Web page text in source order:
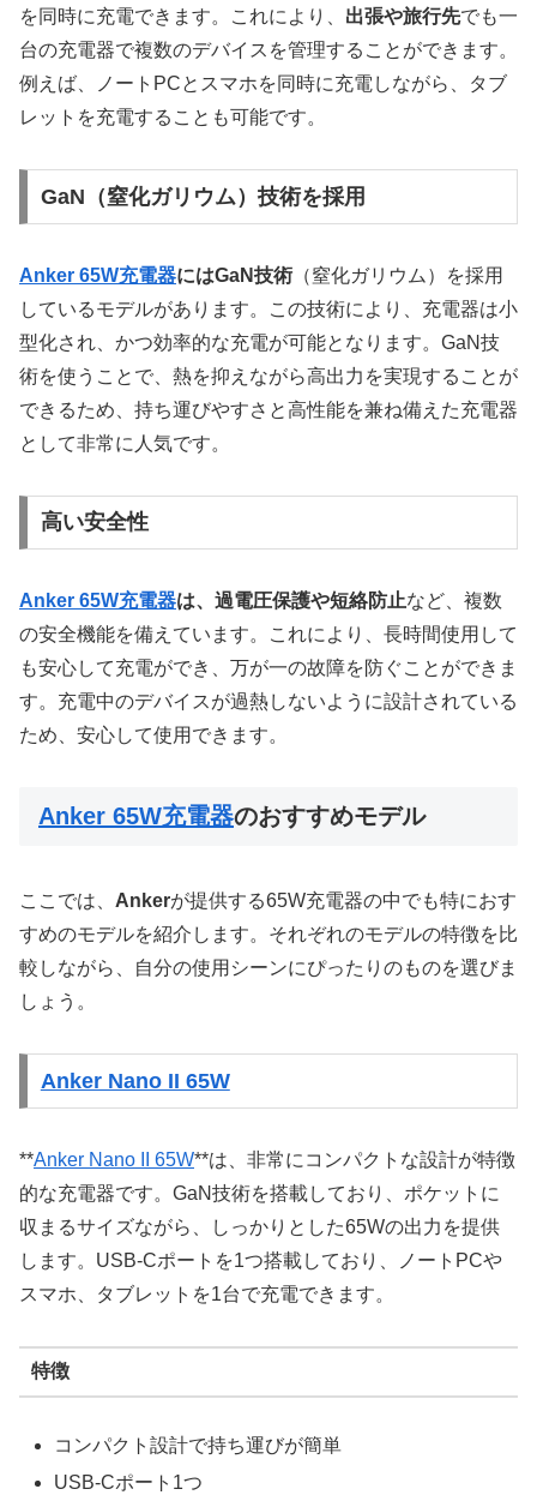
を同時に充電できます。これにより、 出張や旅行先でも一
台の充電器で複数のデバイスを管理することができます。
例えば、ノートPCとスマホを同時に充電しながら、タブ
レットを充電することも可能です。
GaN（窒化ガリウム）技術を採用
Anker 65W充電器にはGaN技術 （窒化ガリウム）を採用
しているモデルがあります。この技術により、充電器は小
型化され、かつ効率的な充電が可能となります。GaN技
術を使うことで、熱を抑えながら高出力を実現することが
できるため、持ち運びやすさと高性能を兼ね備えた充電器
として非常に人気です。
高い安全性
Anker 65W充電器は、過電圧保護や短絡防止など、複数
の安全機能を備えています。これにより、長時間使用して
も安心して充電ができ、万が一の故障を防ぐことができま
す。充電中のデバイスが過熱しないように設計されている
ため、安心して使用できます。
Anker 65W充電器のおすすめモデル
ここでは、 Ankerが提供する65W充電器の中でも特におす
すめのモデルを紹介します。それぞれのモデルの特徴を比
較しながら、自分の使用シーンにぴったりのものを選びま
しょう。
Anker Nano II 65W
**Anker Nano II 65W**は、非常にコンパクトな設計が特徴
的な充電器です。GaN技術を搭載しており、ポケットに
収まるサイズながら、しっかりとした65Wの出力を提供
します。USB-Cポートを1つ搭載しており、ノートPCや
スマホ、タブレットを1台で充電できます。
特徴
コンパクト設計で持ち運びが簡単
USB-Cポート1つ